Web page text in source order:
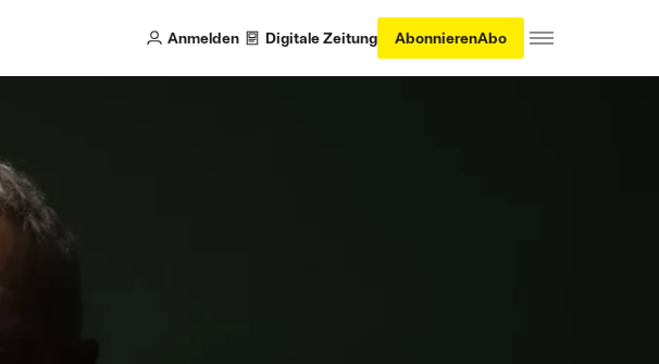
Anmelden Digitale Zeitung AbonnierenAbo